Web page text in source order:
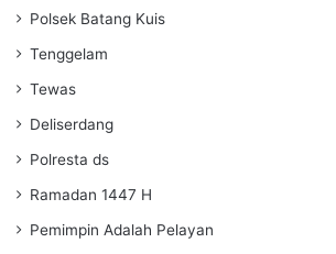
Polsek Batang Kuis
Tenggelam
Tewas
Deliserdang
Polresta ds
Ramadan 1447 H
Pemimpin Adalah Pelayan